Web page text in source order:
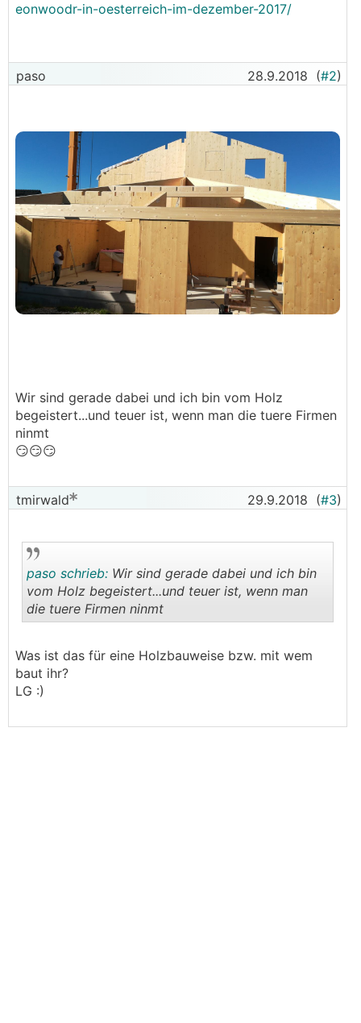
eonwoodr-in-oesterreich-im-dezember-2017/
paso 28.9.2018 (#2)
Wir sind gerade dabei und ich bin vom Holz
begeistert...und teuer ist, wenn man die tuere Firmen
ninmt
😏😏😏
tmirwald 29.9.2018 (#3)
paso schrieb: Wir sind gerade dabei und ich bin
vom Holz begeistert...und teuer ist, wenn man
die tuere Firmen ninmt
Was ist das für eine Holzbauweise bzw. mit wem
baut ihr?
LG :)